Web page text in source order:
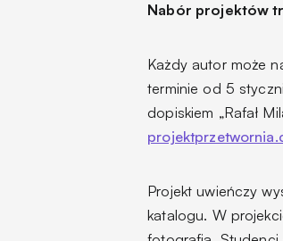
Nabór projektów
Każdy autor może
terminie od 5
dopiskiem „Rafał
Projekt uwieńczy
katalogu. W